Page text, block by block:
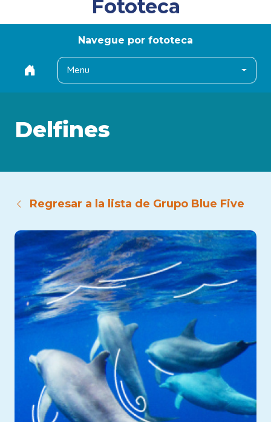
Fototeca
Navegue por fototeca
Menu
Delfines
Regresar a la lista de Grupo Blue Five